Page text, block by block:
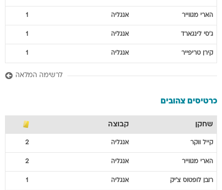
הארי מגווייר אנגליה 1
ג'סי לינגארד אנגליה 1
קירן טריפייר אנגליה 1
לרשימה המלאה
כרטיסים צהובים
שחקן קבוצה
קייל ווקר אנגליה 2
הארי מגווייר אנגליה 2
רובן לופטוס צ'יק אנגליה 1